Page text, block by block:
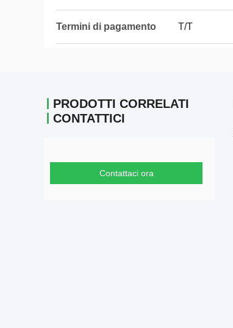
Termini di pagamento T/T
PRODOTTI CORRELATI
CONTATTICI
Contattaci ora